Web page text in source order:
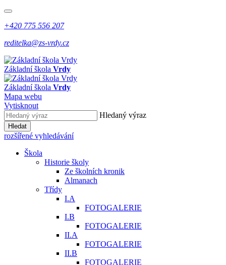
+420 775 556 207
reditelka@zs-vrdy.cz
Základní škola Vrdy
Základní škola Vrdy
Mapa webu
Vytisknout
Hledaný výraz
Hledat
rozšířené vyhledávání
Škola
Historie školy
Ze školních kronik
Almanach
Třídy
I.A
FOTOGALERIE
I.B
FOTOGALERIE
II.A
FOTOGALERIE
II.B
FOTOGALERIE